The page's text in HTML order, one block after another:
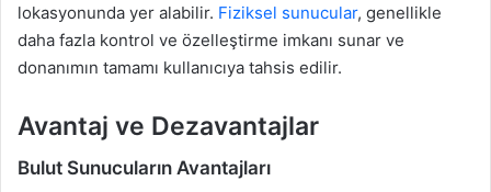
lokasyonunda yer alabilir. Fiziksel sunucular, genellikle
daha fazla kontrol ve özelleştirme imkanı sunar ve
donanımın tamamı kullanıcıya tahsis edilir.
Avantaj ve Dezavantajlar
Bulut Sunucuların Avantajları